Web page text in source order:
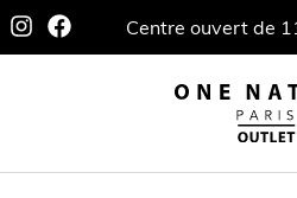
Centre ouvert de